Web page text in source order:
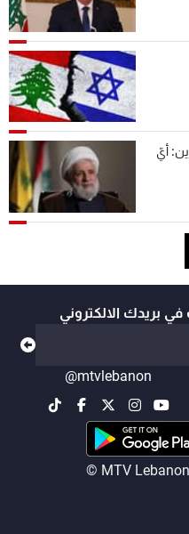
أيّ
في بريدك الالكتروني
@mtvlebanon
© MTV